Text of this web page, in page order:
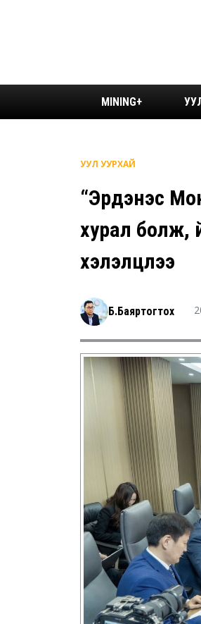
MINING+
УУЛ УУРХАЙ
“Эрдэнэс
хурал болж,
хэлэлцлээ
Б.Баяртогтох